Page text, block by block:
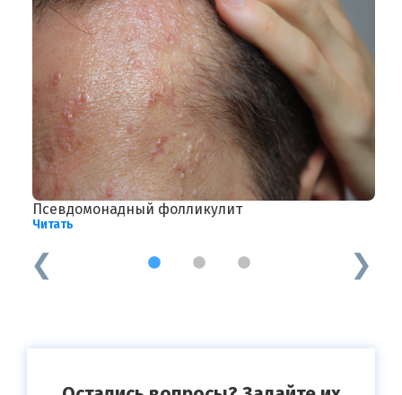
Псевдомонадный фолликулит
Читать
1 2 3